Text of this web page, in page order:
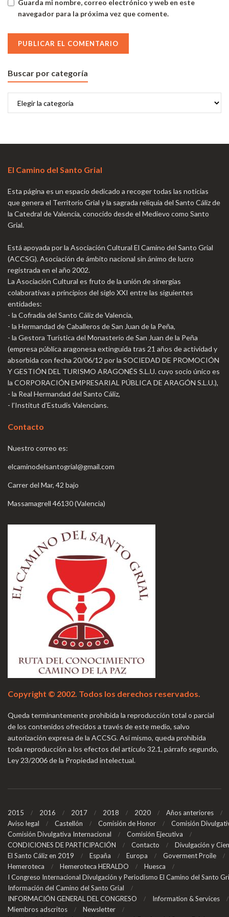
Guarda mi nombre, correo electrónico y web en este
navegador para la próxima vez que comente.
Buscar por categoría
El Camino del Santo Grial
Esta página es un espacio dedicado a recoger todas las noticias
que genera el Territorio Grial y la sagrada reliquia del Santo Cáliz de
la Catedral de Valencia, conocido desde el Medievo como Santo
Grial.
Está apoyada por la Asociación Cultural El Camino del Santo Grial
(ACCSG). Asociación de ámbito nacional sin ánimo de lucro
registrada en el año 2002.
La Asociación Cultural es fruto de la unión de sinergias
colaborativas a principios del siglo XXI entre las siguientes
entidades:
- la Cofradía del Santo Cáliz de Valencia,
- la Hermandad de Caballeros de San Juan de la Peña,
- la Gestora Turística del Monasterio de San Juan de la Peña
(empresa pública aragonesa extinguida tras 21 años de actividad y
absorbida con fecha 20/06/12 por la SOCIEDAD DE PROMOCIÓN
Y GESTIÓN DEL TURISMO ARAGONÉS S.L.U. cuyo socio único es
la CORPORACIÓN EMPRESARIAL PÚBLICA DE ARAGÓN S.L.U.),
- la Real Hermandad del Santo Cáliz,
- l’Institut d’Estudis Valencians.
Contacto
Nuestro correo es:
elcaminodelsantogrial@gmail.com
Carrer del Mar, 42 bajo
Massamagrell 46130 (Valencia)
Copyright © 2002. Todos los derechos reservados.
Queda terminantemente prohibida la reproducción total o parcial
de los contenidos ofrecidos a través de este medio, salvo
autorización expresa de la ACCSG. Así mismo, queda prohibida
toda reproducción a los efectos del artículo 32.1, párrafo segundo,
Ley 23/2006 de la Propiedad intelectual.
2015 2016 2017 2018 2020
Años anteriores
Aviso legal
Castellón Comisión de Honor
Comisión
Comisión Divulgativa Internacional
Comisión Ejecutiva
CONDICIONES DE PARTICIPACIÓN
Contacto
Divulgación y
El Santo Cáliz en 2019
España Europa
Goverment Proile
Hemeroteca
Hemeroteca HERALDO
Huesca
I Congreso Internacional Divulgación y Periodismo El Camino del Santo
Información del Camino del Santo Grial
INFORMACIÓN GENERAL DEL CONGRESO
Information & Services
Miembros adscritos
Newsletter